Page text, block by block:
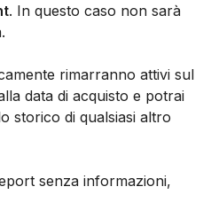
. In questo caso non sarà
rimarranno attivi sul
data di acquisto e potrai
storico di qualsiasi altro
senza informazioni,